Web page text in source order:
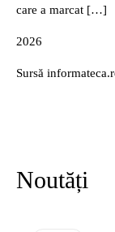
care a marcat […]
2026
Sursă
Noutăți